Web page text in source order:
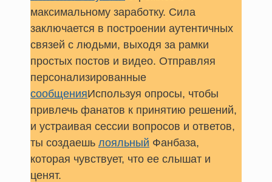
максимальному заработку. Сила
заключается в построении аутентичных
связей с людьми, выходя за рамки
простых постов и видео. Отправляя
персонализированные
сообщенияИспользуя опросы, чтобы
привлечь фанатов к принятию решений,
и устраивая сессии вопросов и ответов,
ты создаешь лояльный Фанбаза,
которая чувствует, что ее слышат и
ценят.